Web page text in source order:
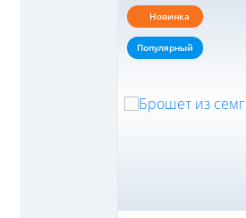
Новинка
Популярный